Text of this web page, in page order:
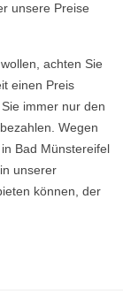
unsere Preise
achten Sie
einen Preis
immer nur den
Wegen
Bad Münstereifel
unserer
können, der